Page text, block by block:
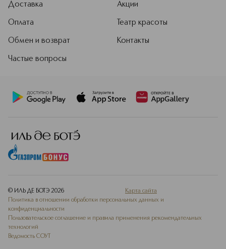
Доставка
Оплата
Обмен и возврат
Частые вопросы
Акции
Театр красоты
Контакты
© ИЛЬ ДЕ БОТЭ 2026
Карта сайта
Политика в отношении обработки персональных данных и
конфиденциальности
Пользовательское соглашение и правила применения рекомендательных
технологий
Ведомость СОУТ